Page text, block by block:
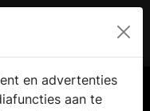
€ 0.00
en advertenties
aan te